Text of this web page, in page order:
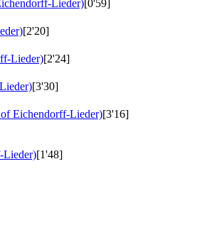
Lieder)[0'59]
[2'20]
Lieder)[2'24]
[3'30]
Eichendorff-Lieder)[3'16]
Lieder)[1'48]